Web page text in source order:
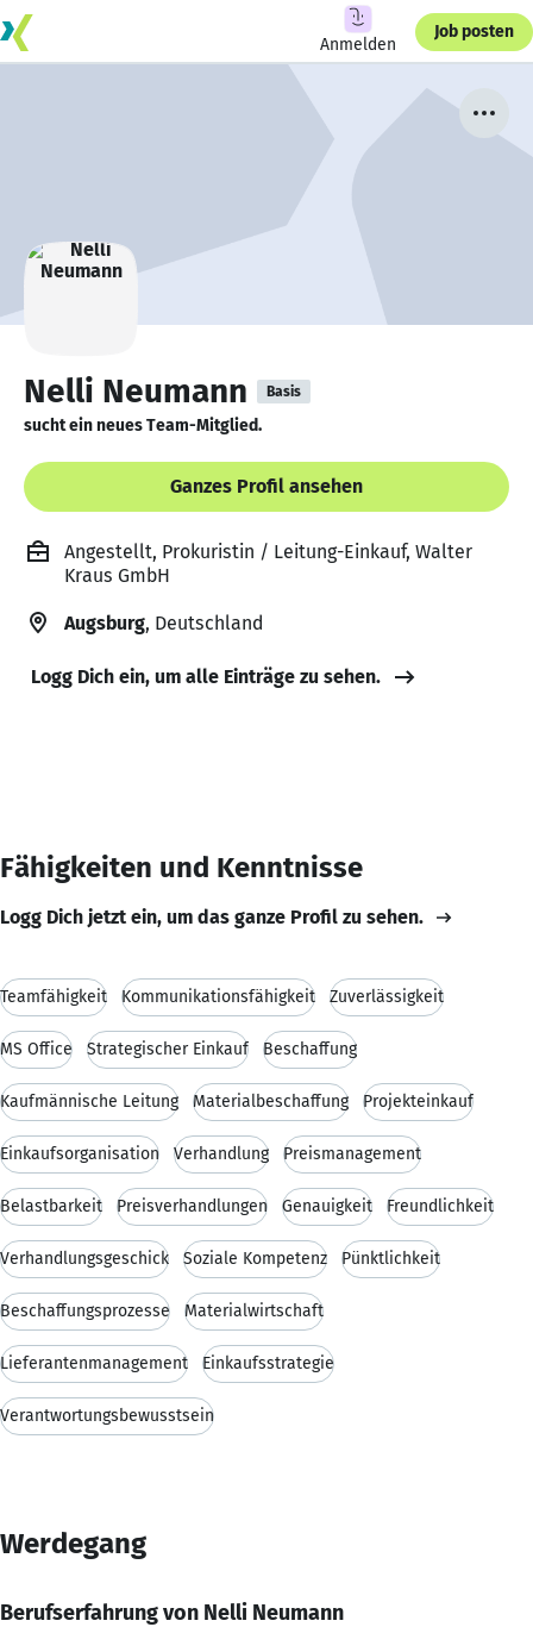
Anmelden
Job posten
Nelli Neumann Basis
sucht ein neues Team-Mitglied.
Ganzes Profil ansehen
Angestellt, Prokuristin / Leitung-Einkauf, Walter
Kraus GmbH
Augsburg, Deutschland
Logg Dich ein, um alle Einträge zu sehen.
Fähigkeiten und Kenntnisse
Logg Dich jetzt ein, um das ganze Profil zu sehen.
Teamfähigkeit Kommunikationsfähigkeit Zuverlässigkeit
MS Office Strategischer Einkauf Beschaffung
Kaufmännische Leitung Materialbeschaffung Projekteinkauf
Einkaufsorganisation Verhandlung Preismanagement
Belastbarkeit Preisverhandlungen Genauigkeit Freundlichkeit
Verhandlungsgeschick Soziale Kompetenz Pünktlichkeit
Beschaffungsprozesse Materialwirtschaft
Lieferantenmanagement Einkaufsstrategie
Verantwortungsbewusstsein
Werdegang
Berufserfahrung von Nelli Neumann